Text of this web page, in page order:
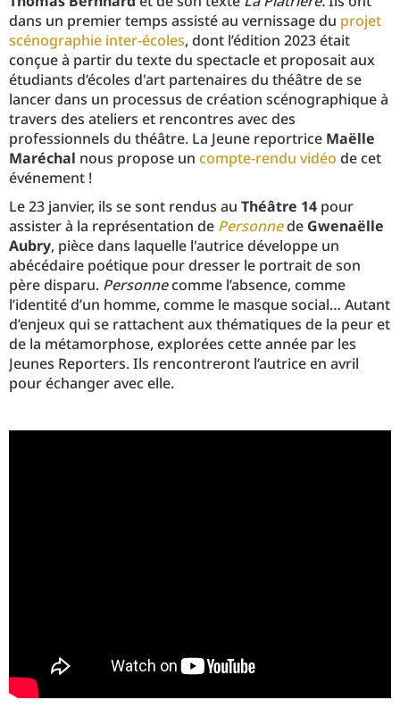
dans un premier temps assisté au vernissage du projet
scénographie inter-écoles, dont l’édition 2023 était
conçue à partir du texte du spectacle et proposait aux
étudiants d’écoles d'art partenaires du théâtre de se
lancer dans un processus de création scénographique à
travers des ateliers et rencontres avec des
professionnels du théâtre. La Jeune reportrice Maëlle
Maréchal nous propose un compte-rendu vidéo de cet
événement !
Le 23 janvier, ils se sont rendus au Théâtre 14 pour
assister à la représentation de Personnede Gwenaëlle
Aubry, pièce dans laquelle l'autrice développe un
abécédaire poétique pour dresser le portrait de son
père disparu. Personnecomme l’absence, comme
l’identité d’un homme, comme le masque social… Autant
d’enjeux qui se rattachent aux thématiques de la peur et
de la métamorphose, explorées cette année par les
Jeunes Reporters. Ils rencontreront l’autrice en avril
pour échanger avec elle.